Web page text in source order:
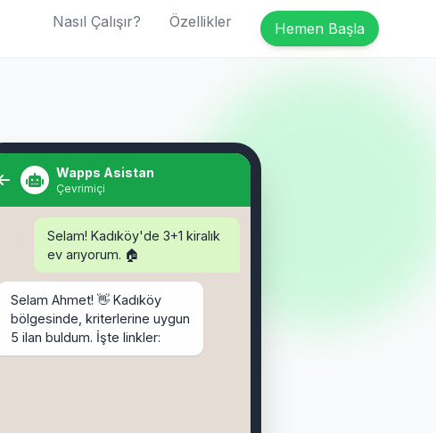
Nasıl Çalışır? Özellikler Hemen Başla
Wapps Asistan
Çevrimiçi
ev arıyorum. 🏠
Selam Ahmet! 👋 Kadıköy
bölgesinde, kriterlerine uygun
5 ilan buldum. İşte linkler:
Sahibinden İlanları:
🔹
sahibinden.com/ilan/1155620
Moda, 120m² - 25.000 TL
🔹sahibinden.com/ilan/1155621